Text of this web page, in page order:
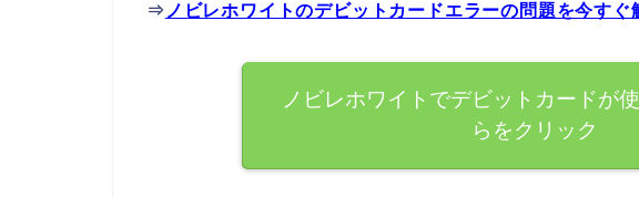
⇒ ノビレホワイトのデビットカードエラーの問題を今すぐ
ノビレホワイトでデビットカードが
らをクリック